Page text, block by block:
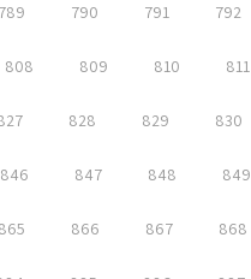
790 791 792
808 809 810 811
828 829 830
846 847 848 849
866 867 868